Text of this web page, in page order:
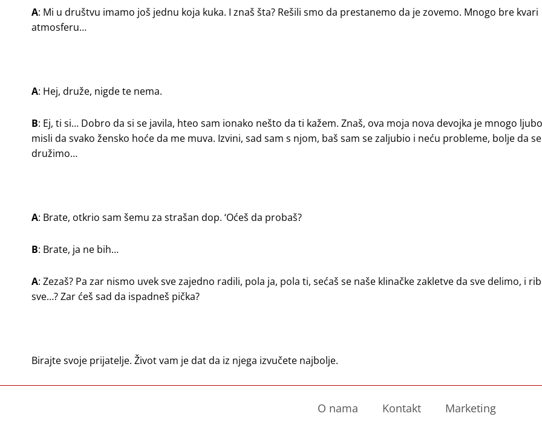
A: Mi u društvu imamo još jednu koja kuka. I znaš šta? Rešili smo da prestanemo da je zovemo. Mnogo bre kvari
atmosferu…
A: Hej, druže, nigde te nema.
B: Ej, ti si… Dobro da si se javila, hteo sam ionako nešto da ti kažem. Znaš, ova moja nova devojka je mnogo
misli da svako žensko hoće da me muva. Izvini, sad sam s njom, baš sam se zaljubio i neću probleme, bolje da
družimo…
A: Brate, otkrio sam šemu za strašan dop. ‘Oćeš da probaš?
B: Brate, ja ne bih…
A: Zezaš? Pa zar nismo uvek sve zajedno radili, pola ja, pola ti, sećaš se naše klinačke zakletve da sve delimo, i
sve…? Zar ćeš sad da ispadneš pička?
Birajte svoje prijatelje. Život vam je dat da iz njega izvučete najbolje.
O nama Kontakt Marketing